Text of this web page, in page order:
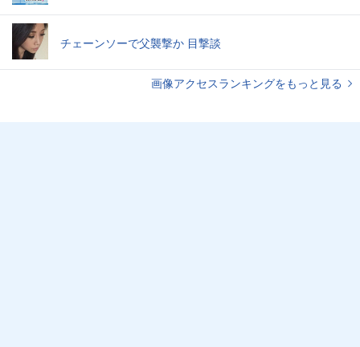
チェーンソーで父襲撃か 目撃談
画像アクセスランキングをもっと見る